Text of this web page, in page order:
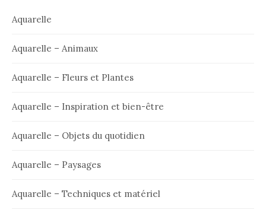
Aquarelle
Aquarelle – Animaux
Aquarelle – Fleurs et Plantes
Aquarelle – Inspiration et bien-être
Aquarelle – Objets du quotidien
Aquarelle – Paysages
Aquarelle – Techniques et matériel